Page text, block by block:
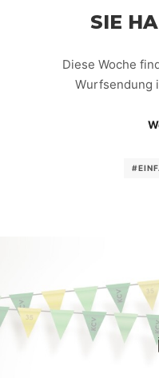
SIE
Diese Woche
Wurfsendung